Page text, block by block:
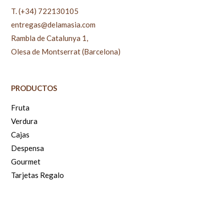
T. (+34) 722130105
entregas@delamasia.com
Rambla de Catalunya 1,
Olesa de Montserrat (Barcelona)
PRODUCTOS
Fruta
Verdura
Cajas
Despensa
Gourmet
Tarjetas Regalo